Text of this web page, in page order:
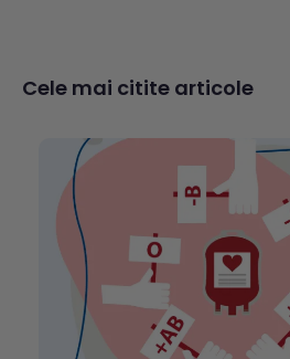
Cuprins: Ce este omega-3?Ce sunt acizii
grași esențiali?Rolul omega-3 în
3ALAEPADHAOmega-3...
Cele mai citite articole